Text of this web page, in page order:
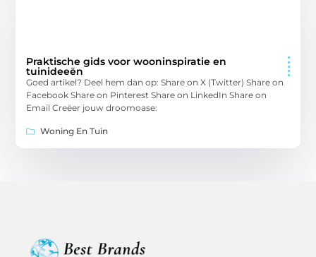
Praktische gids voor wooninspiratie en
tuinideeën
Goed artikel? Deel hem dan op: Share on X (Twitter) Share on
Facebook Share on Pinterest Share on LinkedIn Share on
Email Creëer jouw droomoase:
Woning En Tuin